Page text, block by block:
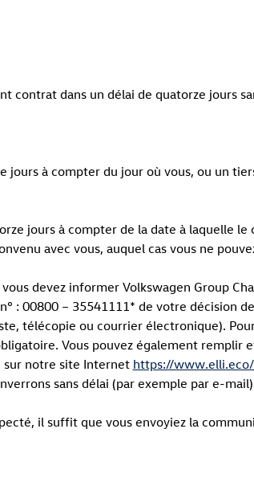
contrat dans un délai de quatorze jours
jours à compter du jour où vous, ou un
jours à compter de la date à laquelle
avec vous, auquel cas vous ne
devez informer Volkswagen Group
: 00800 – 35541111* de votre décision
télécopie ou courrier électronique).
Vous pouvez également
notre site Internet https://
sans délai (par exemple par e-
il suffit que vous envoyiez la